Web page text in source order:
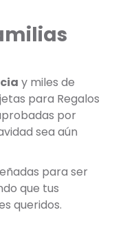
y miles de
para Regalos
por
sea aún
para ser
que tus
queridos.